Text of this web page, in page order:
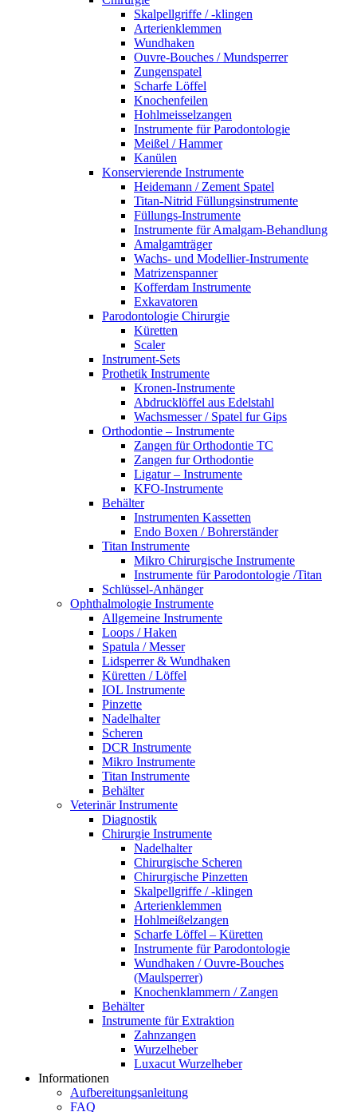
Skalpellgriffe / -klingen
Arterienklemmen
Wundhaken
Ouvre-Bouches / Mundsperrer
Zungenspatel
Scharfe Löffel
Knochenfeilen
Hohlmeisselzangen
Instrumente für Parodontologie
Meißel / Hammer
Kanülen
Konservierende Instrumente
Heidemann / Zement Spatel
Titan-Nitrid Füllungsinstrumente
Füllungs-Instrumente
Instrumente für Amalgam-Behandlung
Amalgamträger
Wachs- und Modellier-Instrumente
Matrizenspanner
Kofferdam Instrumente
Exkavatoren
Parodontologie Chirurgie
Küretten
Scaler
Instrument-Sets
Prothetik Instrumente
Kronen-Instrumente
Abdrucklöffel aus Edelstahl
Wachsmesser / Spatel fur Gips
Orthodontie – Instrumente
Zangen für Orthodontie TC
Zangen fur Orthodontie
Ligatur – Instrumente
KFO-Instrumente
Behälter
Instrumenten Kassetten
Endo Boxen / Bohrerständer
Titan Instrumente
Mikro Chirurgische Instrumente
Instrumente für Parodontologie /Titan
Schlüssel-Anhänger
Ophthalmologie Instrumente
Allgemeine Instrumente
Loops / Haken
Spatula / Messer
Lidsperrer & Wundhaken
Küretten / Löffel
IOL Instrumente
Pinzette
Nadelhalter
Scheren
DCR Instrumente
Mikro Instrumente
Titan Instrumente
Behälter
Veterinär Instrumente
Diagnostik
Chirurgie Instrumente
Nadelhalter
Chirurgische Scheren
Chirurgische Pinzetten
Skalpellgriffe / -klingen
Arterienklemmen
Hohlmeißelzangen
Scharfe Löffel – Küretten
Instrumente für Parodontologie
Wundhaken / Ouvre-Bouches
(Maulsperrer)
Knochenklammern / Zangen
Behälter
Instrumente für Extraktion
Zahnzangen
Wurzelheber
Luxacut Wurzelheber
Informationen
Aufbereitungsanleitung
FAQ